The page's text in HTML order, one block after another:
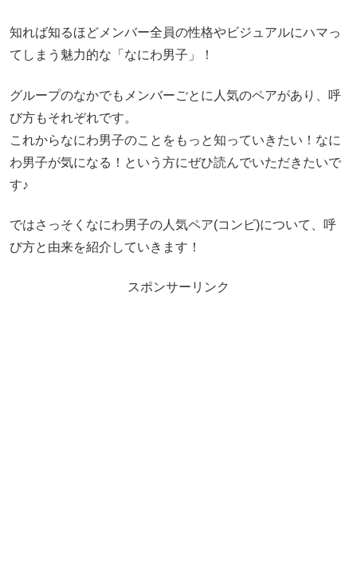
知れば知るほどメンバー全員の性格やビジュアルにハマっ
てしまう魅力的な「なにわ男子」！
グループのなかでもメンバーごとに人気のペアがあり、呼
び方もそれぞれです。
これからなにわ男子のことをもっと知っていきたい！なに
わ男子が気になる！という方にぜひ読んでいただきたいで
す♪
ではさっそくなにわ男子の人気ペア(コンビ)について、呼
び方と由来を紹介していきます！
スポンサーリンク